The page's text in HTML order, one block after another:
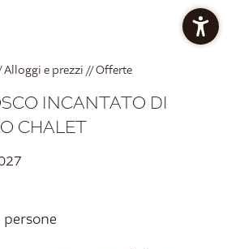
PREZZI APPARTAMENTI
Alloggi e prezzi //Offerte
INCANTATO DI
CHALET
persone